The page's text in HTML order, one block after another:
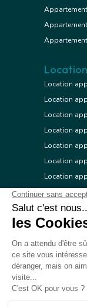
Location
Location
Location
Location
Location
Location
Location
Location
Location
Location
Location
Location
Location